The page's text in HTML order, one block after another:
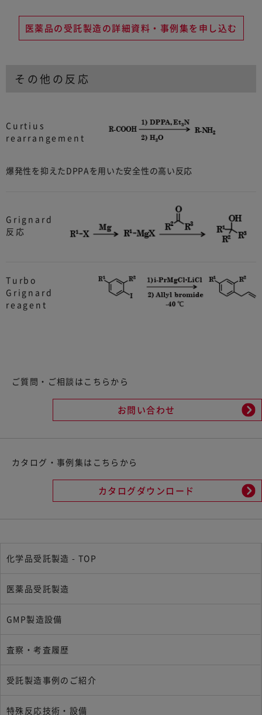
医薬品の受託製造の詳細資料・事例集を申し込む
その他の反応
Curtius
rearrangement
爆発性を抑えたDPPAを用いた安全性の高い反応
Grignard
反応
Turbo
Grignard
reagent
ご質問・ご相談はこちらから
お問い合わせ
カタログ・事例集はこちらから
カタログダウンロード
化学品受託製造 - TOP
医薬品受託製造
GMP製造設備
査察・考査履歴
受託製造事例のご紹介
特殊反応技術・設備